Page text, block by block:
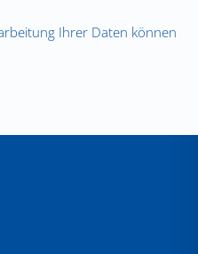
Ihrer Daten können